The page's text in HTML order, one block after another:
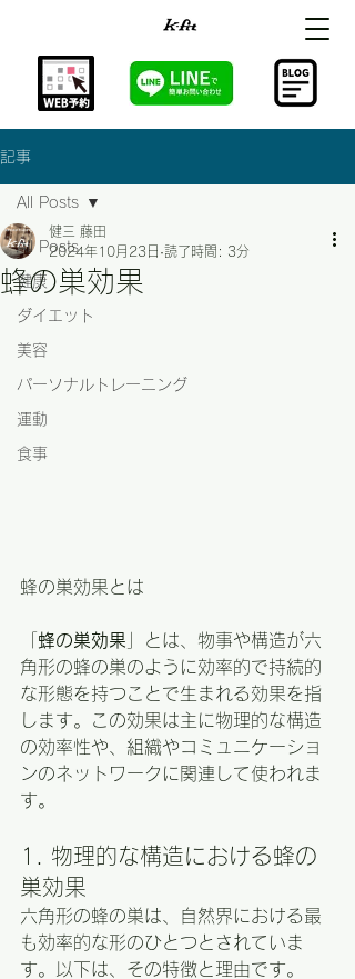
記事
All Posts
健康
ダイエット
美容
パーソナルトレーニング
運動
食事
All Posts
蜂の巣効果
健三 藤田
2024年10月23日 読了時間: 3分
蜂の巣効果とは
蜂の巣効果 」とは、物事や構造が六
角形の蜂の巣のように効率的で持続的
な形態を持つことで生まれる効果を指
します。この効果は主に物理的な構造
の効率性や、組織やコミュニケーショ
ンのネットワークに関連して使われま
す。
1. 物理的な構造における蜂の
巣効果
六角形の蜂の巣は、自然界における最
も効率的な形のひとつとされていま
す。以下は、その特徴と理由です。